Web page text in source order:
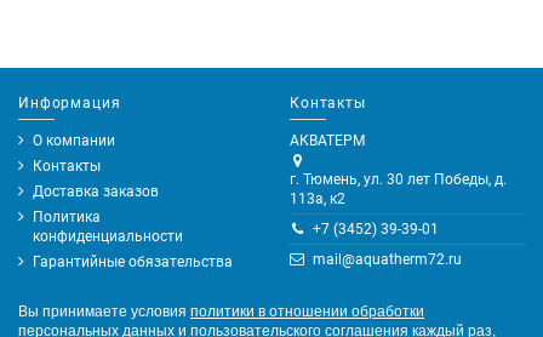
Информация
О компании
Контакты
Доставка заказов
Политика
конфиденциальности
Гарантийные обязательства
Контакты
АКВАТЕРМ
г. Тюмень, ул. 30 лет Победы, д.
113а, к2
+7 (3452) 39-39-01
mail@aquatherm72.ru
Вы принимаете условия политики в отношении обработки
персональных данных и пользовательского соглашения каждый раз,